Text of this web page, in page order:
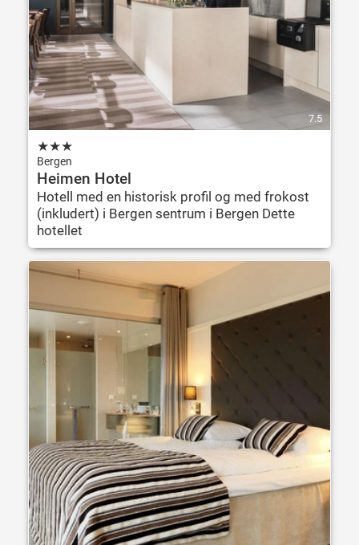
7.5
★★★
Bergen
Heimen Hotel
Hotell med en historisk profil og med frokost
(inkludert) i Bergen sentrum i Bergen Dette
hotellet